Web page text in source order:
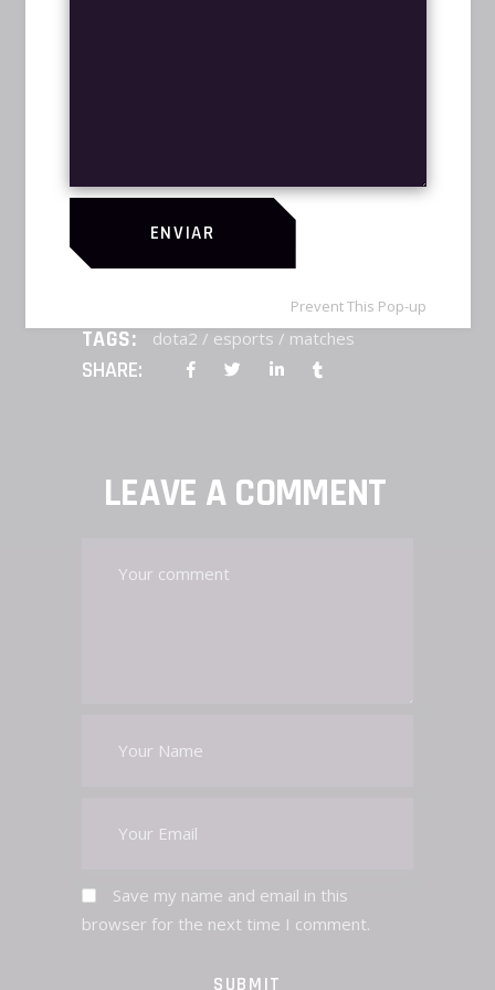
ENVIAR
Prevent This Pop-up
illum deserunt, vix erat facilis dissentias ei.
An vidit legendos iudicabit quo, mel alia
quot apeirian in.
TAGS: dota2 / esports / matches
SHARE:
LEAVE A COMMENT
Save my name and email in this
browser for the next time I comment.
SUBMIT